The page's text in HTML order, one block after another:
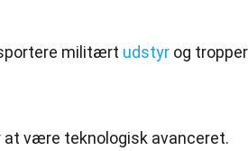
militært udstyr og
at være teknologisk avanceret.